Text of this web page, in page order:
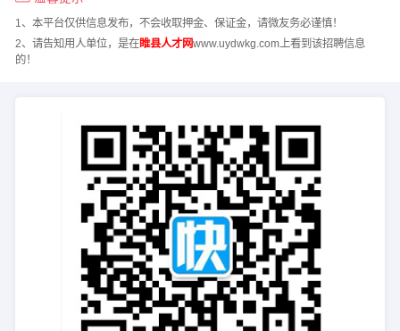
1、本平台仅供信息发布，不会收取押金、保证金，请微友务必谨慎！
2、请告知用人单位，是在睢县人才网www.uydwkg.com上看到该招聘信息
的！